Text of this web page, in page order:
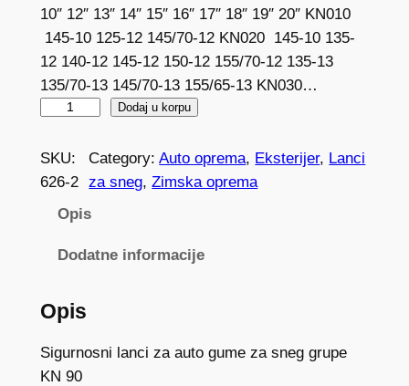
10″ 12″ 13″ 14″ 15″ 16″ 17″ 18″ 19″ 20″ KN010
145-10 125-12 145/70-12 KN020 145-10 135-
12 140-12 145-12 150-12 155/70-12 135-13
135/70-13 145/70-13 155/65-13 KN030…
N
C
E
G
K
Dodaj u korpu
SKU:
626-2
Category:Auto oprema, Eksterijer, Lanci
za sneg, Zimska oprema
Opis
Dodatne informacije
Opis
Sigurnosni lanci za auto gume za sneg grupe
KN 90